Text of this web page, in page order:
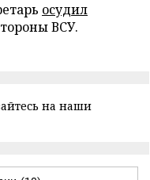
осудил
ВСУ.
на наши